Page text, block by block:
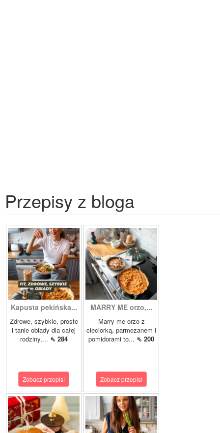
Przepisy z bloga
Kapusta pekińska...
Zdrowe, szybkie, proste
i tanie obiady dla całej
rodziny,... ⇖ 284
Zobacz przepis!
MARRY ME orzo,...
Marry me orzo z
cieciorką, parmezanem i
pomidorami to... ⇖ 200
Zobacz przepis!